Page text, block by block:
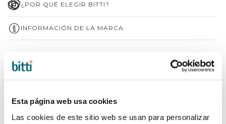
Esta página web usa cookies
Las cookies de este sitio web se usan para personalizar
¿POR QUÉ ELEGIR BITTI?
INFORMACIÓN DE LA MARCA
COMPLEMENTA TU COMPRA